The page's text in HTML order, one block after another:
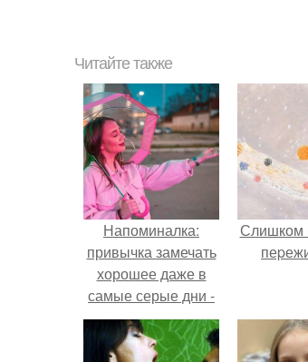
Читайте также
Напоминалка:
привычка замечать
хорошее даже в
самые серые дни -
это не очередная
сказка из книг по
Слишком